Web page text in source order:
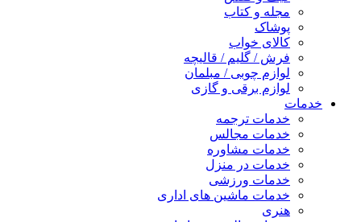
مجله و کتاب
پوشاک
کالای خواب
فرش / گلیم / قالیچه
لوازم چوبی / مبلمان
لوازم برقی و گازی
خدمات
خدمات ترجمه
خدمات مجالس
خدمات مشاوره
خدمات در منزل
خدمات ورزشی
خدمات ماشین های اداری
هنری